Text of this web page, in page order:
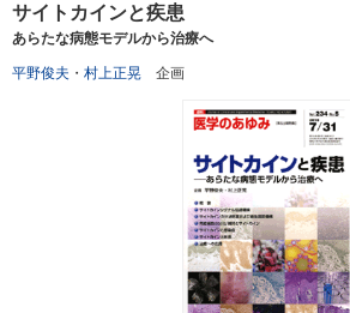
サイトカインと疾患
あらたな病態モデルから治療へ
平野俊夫 ・ 村上正晃 企画